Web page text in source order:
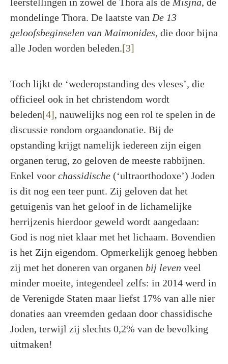
mondelinge Thora. De laatste van De 13
geloofsbeginselen van Maimonides, die door bijna
alle Joden worden beleden.[3]
Toch lijkt de ‘wederopstanding des vleses’, die
officieel ook in het christendom wordt
beleden[4], nauwelijks nog een rol te spelen in de
discussie rondom orgaandonatie. Bij de
opstanding krijgt namelijk iedereen zijn eigen
organen terug, zo geloven de meeste rabbijnen.
Enkel voor chassidische (‘ultraorthodoxe’) Joden
is dit nog een teer punt. Zij geloven dat het
getuigenis van het geloof in de lichamelijke
herrijzenis hierdoor geweld wordt aangedaan:
God is nog niet klaar met het lichaam. Bovendien
is het Zijn eigendom. Opmerkelijk genoeg hebben
zij met het doneren van organen bij leven veel
minder moeite, integendeel zelfs: in 2014 werd in
de Verenigde Staten maar liefst 17% van alle nier
donaties aan vreemden gedaan door chassidische
Joden, terwijl zij slechts 0,2% van de bevolking
uitmaken!